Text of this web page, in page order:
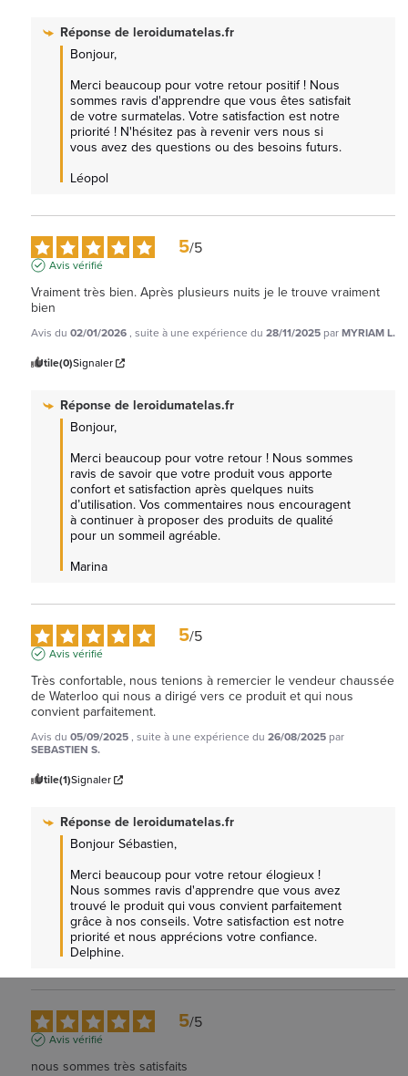
Réponse deleroidumatelas.fr
Bonjour,
Merci beaucoup pour votre retour positif ! Nous
sommes ravis d'apprendre que vous êtes satisfait
de votre surmatelas. Votre satisfaction est notre
priorité ! N'hésitez pas à revenir vers nous si
vous avez des questions ou des besoins futurs.
Léopol
5/5
Avis vérifié
Vraiment très bien. Après plusieurs nuits je le trouve vraiment
bien
Avis du 02/01/2026, suite à une expérience du 28/11/2025 parMYRIAM L.
Utile(0)Signaler
Réponse deleroidumatelas.fr
Bonjour,
Merci beaucoup pour votre retour ! Nous sommes
ravis de savoir que votre produit vous apporte
confort et satisfaction après quelques nuits
d’utilisation. Vos commentaires nous encouragent
à continuer à proposer des produits de qualité
pour un sommeil agréable.
Marina
5/5
Avis vérifié
Très confortable, nous tenions à remercier le vendeur chaussée
de Waterloo qui nous a dirigé vers ce produit et qui nous
convient parfaitement.
Avis du 05/09/2025, suite à une expérience du 26/08/2025 par
SEBASTIEN S.
Utile(1)Signaler
Réponse deleroidumatelas.fr
Bonjour Sébastien,
Merci beaucoup pour votre retour élogieux !
Nous sommes ravis d'apprendre que vous avez
trouvé le produit qui vous convient parfaitement
grâce à nos conseils. Votre satisfaction est notre
priorité et nous apprécions votre confiance.
Delphine.
5/5
Avis vérifié
nous sommes très satisfaits